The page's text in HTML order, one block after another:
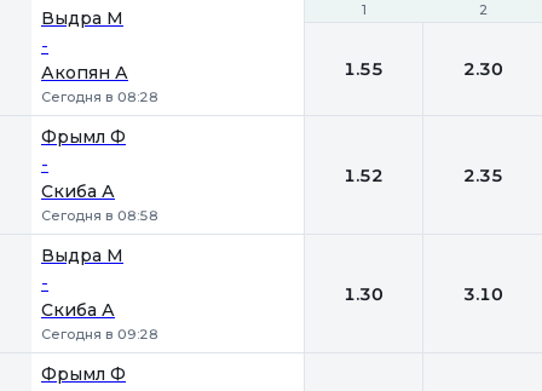
1 2
Выдра М
-
Акопян А
Сегодня в 08:28
1 2
1.55 2.30
Фрымл Ф
-
Скиба А
Сегодня в 08:58
1.52 2.35
Выдра М
-
Скиба А
Сегодня в 09:28
1.30 3.10
Фрымл Ф